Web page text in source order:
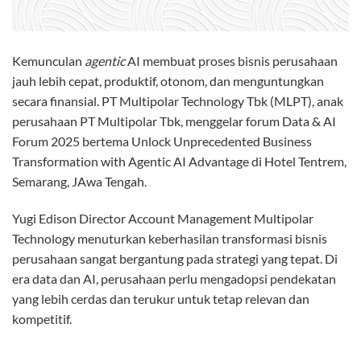
Kemunculan agenticAI membuat proses bisnis perusahaan
jauh lebih cepat, produktif, otonom, dan menguntungkan
secara finansial. PT Multipolar Technology Tbk (MLPT), anak
perusahaan PT Multipolar Tbk, menggelar forum Data & AI
Forum 2025 bertema Unlock Unprecedented Business
Transformation with Agentic AI Advantagedi Hotel Tentrem,
Semarang, JAwa Tengah.
Yugi Edison Director Account Management Multipolar
Technology menuturkan keberhasilan transformasi bisnis
perusahaan sangat bergantung pada strategi yang tepat. Di
era data dan AI, perusahaan perlu mengadopsi pendekatan
yang lebih cerdas dan terukur untuk tetap relevan dan
kompetitif.